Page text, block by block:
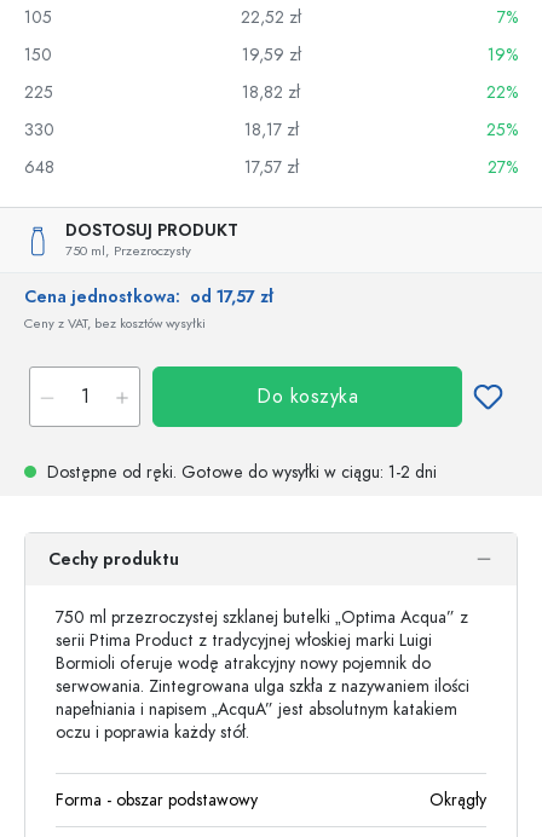
105
22,52 zł
7%
150
19,59 zł
19%
225
18,82 zł
22%
330
18,17 zł
25%
648
17,57 zł 27%
DOSTOSUJ PRODUKT
750 ml, Przezroczysty
Cena jednostkowa: od 17,57 zł
Ceny z VAT, bez kosztów wysyłki
Do koszyka
Dostępne od ręki. Gotowe do wysyłki w ciągu: 1-2 dni
Cechy produktu
750 ml przezroczystej szklanej butelki „Optima Acqua” z
serii Ptima Product z tradycyjnej włoskiej marki Luigi
Bormioli oferuje wodę atrakcyjny nowy pojemnik do
serwowania. Zintegrowana ulga szkła z nazywaniem ilości
napełniania i napisem „AcquA” jest absolutnym katakiem
oczu i poprawia każdy stół.
Forma - obszar podstawowy Okrągły